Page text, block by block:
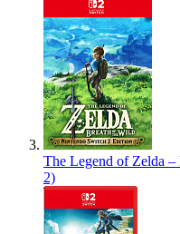
The Legend of Zelda
2)